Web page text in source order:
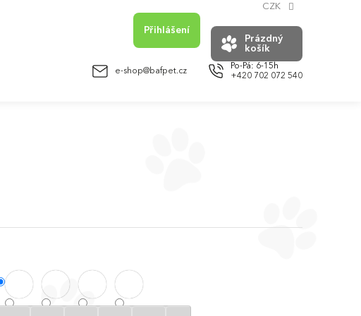
+420 702 072 540
e-shop@bafpet.cz
CZK
Přihlášení
NÁKUPNÍ
KOŠÍK
Prázdný
košík